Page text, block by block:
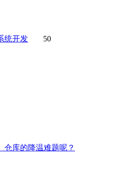
统开发
50
仓库的降温难题呢？